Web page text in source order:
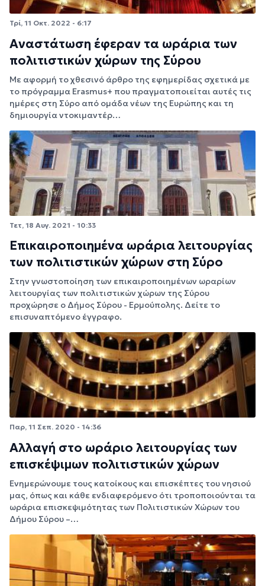
Τρί, 11 Οκτ. 2022 - 6:17
Aναστάτωση έφεραν τα ωράρια των
πολιτιστικών χώρων της Σύρου
Με αφορμή το χθεσινό άρθρο της εφημερίδας σχετικά με
το πρόγραμμα Erasmus+ που πραγματοποιείται αυτές τις
ημέρες στη Σύρο από ομάδα νέων της Ευρώπης και τη
δημιουργία ντοκιμαντέρ…
Τετ, 18 Αυγ. 2021 - 10:33
Επικαιροποιημένα ωράρια λειτουργίας
των πολιτιστικών χώρων στη Σύρο
Στην γνωστοποίηση των επικαιροποιημένων ωραρίων
λειτουργίας των πολιτιστικών χώρων της Σύρου
προχώρησε ο Δήμος Σύρου - Ερμούπολης. Δείτε το
επισυναπτόμενο έγγραφο.
Παρ, 11 Σεπ. 2020 - 14:36
Αλλαγή στο ωράριο λειτουργίας των
επισκέψιμων πολιτιστικών χώρων
Ενημερώνουμε τους κατοίκους και επισκέπτες του νησιού
μας, όπως και κάθε ενδιαφερόμενο ότι τροποποιούνται τα
ωράρια επισκεψιμότητας των Πολιτιστικών Χώρων του
Δήμου Σύρου –…